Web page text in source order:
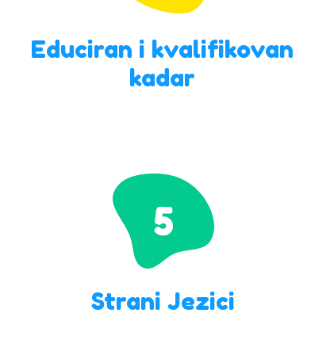
Educiran i kvalifikovan
kadar
Strani Jezici